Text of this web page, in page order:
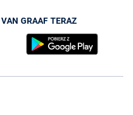
GRAAF TERAZ